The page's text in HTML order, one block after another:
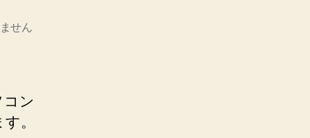
せん
ン
。